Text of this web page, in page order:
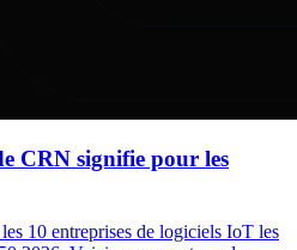
CRN signifie pour les
10 entreprises de logiciels IoT les